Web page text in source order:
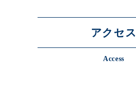
アクセス
Access